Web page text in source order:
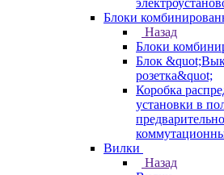
Блоки
Назад
Блоки
Блок
розетка&quot;
Коробка
установки в
Вилки
Назад